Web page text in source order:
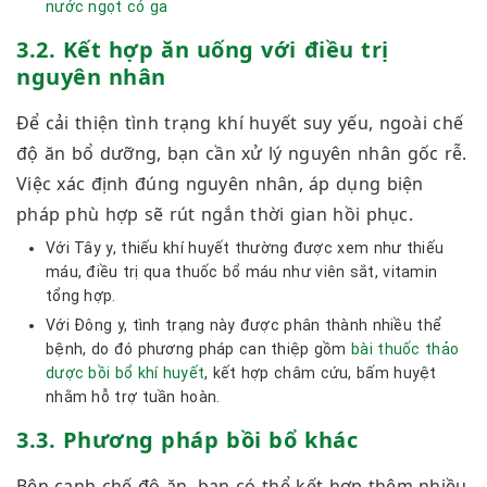
nước ngọt có ga
3.2. Kết hợp ăn uống với điều trị
nguyên nhân
Để cải thiện tình trạng khí huyết suy yếu, ngoài chế
độ ăn bổ dưỡng, bạn cần xử lý nguyên nhân gốc rễ.
Việc xác định đúng nguyên nhân, áp dụng biện
pháp phù hợp sẽ rút ngắn thời gian hồi phục.
Với Tây y, thiếu khí huyết thường được xem như thiếu
máu, điều trị qua thuốc bổ máu như viên sắt, vitamin
tổng hợp.
Với Đông y, tình trạng này được phân thành nhiều thể
bệnh, do đó phương pháp can thiệp gồm bài thuốc thảo
dược bồi bổ khí huyết, kết hợp châm cứu, bấm huyệt
nhằm hỗ trợ tuần hoàn.
3.3. Phương pháp bồi bổ khác